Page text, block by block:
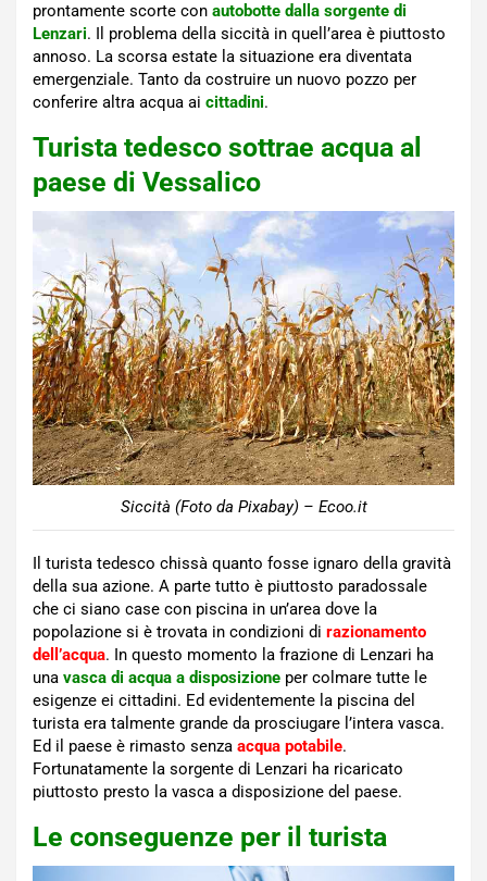
prontamente scorte con autobotte dalla sorgente di
Lenzari. Il problema della siccità in quell’area è piuttosto
annoso. La scorsa estate la situazione era diventata
emergenziale. Tanto da costruire un nuovo pozzo per
conferire altra acqua ai cittadini.
Turista tedesco sottrae acqua al
paese di Vessalico
Siccità (Foto da Pixabay) – Ecoo.it
Il turista tedesco chissà quanto fosse ignaro della gravità
della sua azione. A parte tutto è piuttosto paradossale
che ci siano case con piscina in un’area dove la
popolazione si è trovata in condizioni di razionamento
dell’acqua. In questo momento la frazione di Lenzari ha
una vasca di acqua a disposizione per colmare tutte le
esigenze ei cittadini. Ed evidentemente la piscina del
turista era talmente grande da prosciugare l’intera vasca.
Ed il paese è rimasto senza acqua potabile.
Fortunatamente la sorgente di Lenzari ha ricaricato
piuttosto presto la vasca a disposizione del paese.
Le conseguenze per il turista